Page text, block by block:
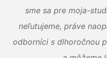
sme sa pre moja-
neľutujeme, práve
odborníci s dlhoročnou